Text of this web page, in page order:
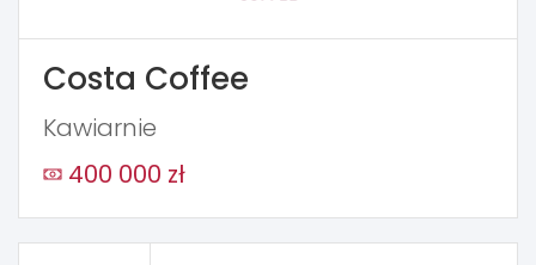
Costa Coffee
Kawiarnie
400 000 zł